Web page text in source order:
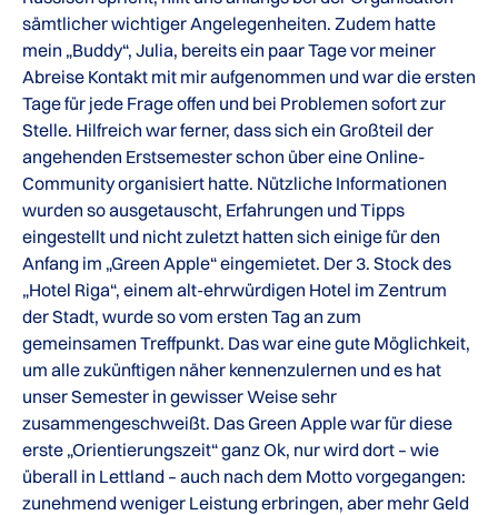
sämtlicher wichtiger Angelegenheiten. Zudem hatte
mein „Buddy“, Julia, bereits ein paar Tage vor meiner
Abreise Kontakt mit mir aufgenommen und war die ersten
Tage für jede Frage offen und bei Problemen sofort zur
Stelle. Hilfreich war ferner, dass sich ein Großteil der
angehenden Erstsemester schon über eine Online-
Community organisiert hatte. Nützliche Informationen
wurden so ausgetauscht, Erfahrungen und Tipps
eingestellt und nicht zuletzt hatten sich einige für den
Anfang im „Green Apple“ eingemietet. Der 3. Stock des
„Hotel Riga“, einem alt-ehrwürdigen Hotel im Zentrum
der Stadt, wurde so vom ersten Tag an zum
gemeinsamen Treffpunkt. Das war eine gute Möglichkeit,
um alle zukünftigen näher kennenzulernen und es hat
unser Semester in gewisser Weise sehr
zusammengeschweißt. Das Green Apple war für diese
erste „Orientierungszeit“ ganz Ok, nur wird dort – wie
überall in Lettland – auch nach dem Motto vorgegangen:
zunehmend weniger Leistung erbringen, aber mehr Geld